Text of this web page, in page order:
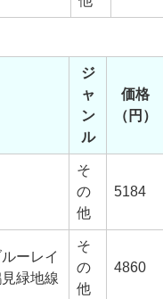
ジ
ャ
ン
ル
価格
（円）
そ
の
他
5184
ーレイ
緑地線
そ
の
他
4860